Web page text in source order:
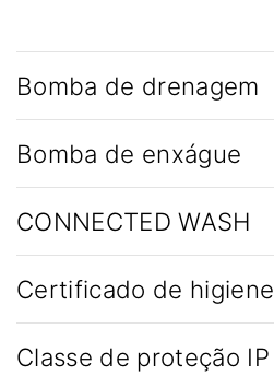
Bomba de drenagem
Bomba de enxágue
CONNECTED WASH
Certificado de higiene
Classe de proteção IP